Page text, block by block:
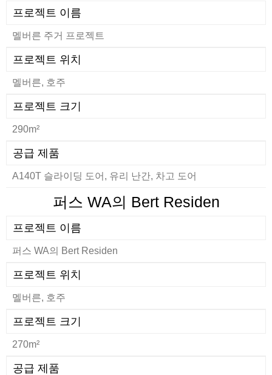
프로젝트 이름
멜버른 주거 프로젝트
프로젝트 위치
멜버른, 호주
프로젝트 크기
290m²
공급 제품
A140T 슬라이딩 도어, 유리 난간, 차고 도어
퍼스 WA의 Bert Residen
프로젝트 이름
퍼스 WA의 Bert Residen
프로젝트 위치
멜버른, 호주
프로젝트 크기
270m²
공급 제품